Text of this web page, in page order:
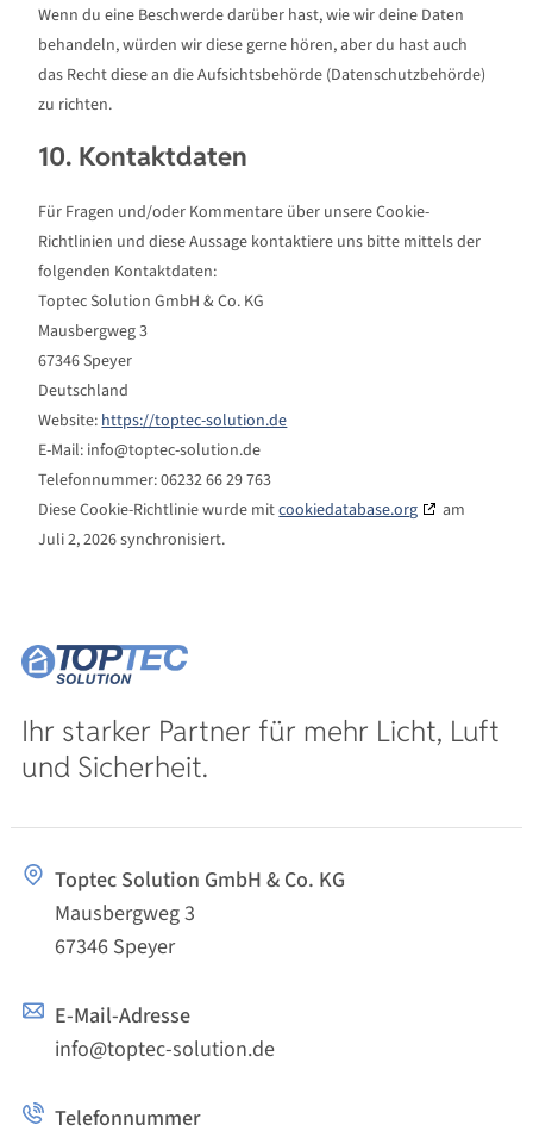
Wenn du eine Beschwerde darüber hast, wie wir deine Daten
behandeln, würden wir diese gerne hören, aber du hast auch
das Recht diese an die Aufsichtsbehörde (Datenschutzbehörde)
zu richten.
10. Kontaktdaten
Für Fragen und/oder Kommentare über unsere Cookie-
Richtlinien und diese Aussage kontaktiere uns bitte mittels der
folgenden Kontaktdaten:
Toptec Solution GmbH & Co. KG
Mausbergweg 3
67346 Speyer
Deutschland
Website:https://toptec-solution.de
E-Mail: info@toptec-solution.de
Telefonnummer: 06232 66 29 763
Diese Cookie-Richtlinie wurde mitcookiedatabase.org
am
Juli 2, 2026 synchronisiert.
Ihr starker Partner für mehr Licht, Luft
und Sicherheit.
Toptec Solution GmbH & Co. KG
Mausbergweg 3
67346 Speyer
E-Mail-Adresse
info@toptec-solution.de
Telefonnummer